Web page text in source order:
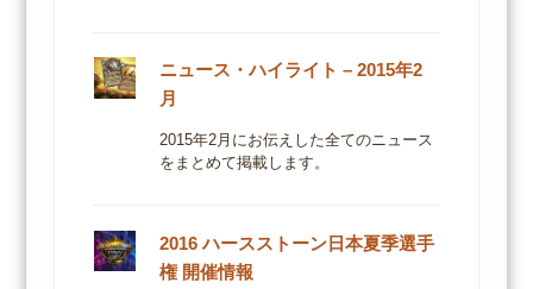
ニュース・ハイライト – 2015年2
月
2015年2月にお伝えした全てのニュース
をまとめて掲載します。
2016 ハースストーン日本夏季選手
権 開催情報